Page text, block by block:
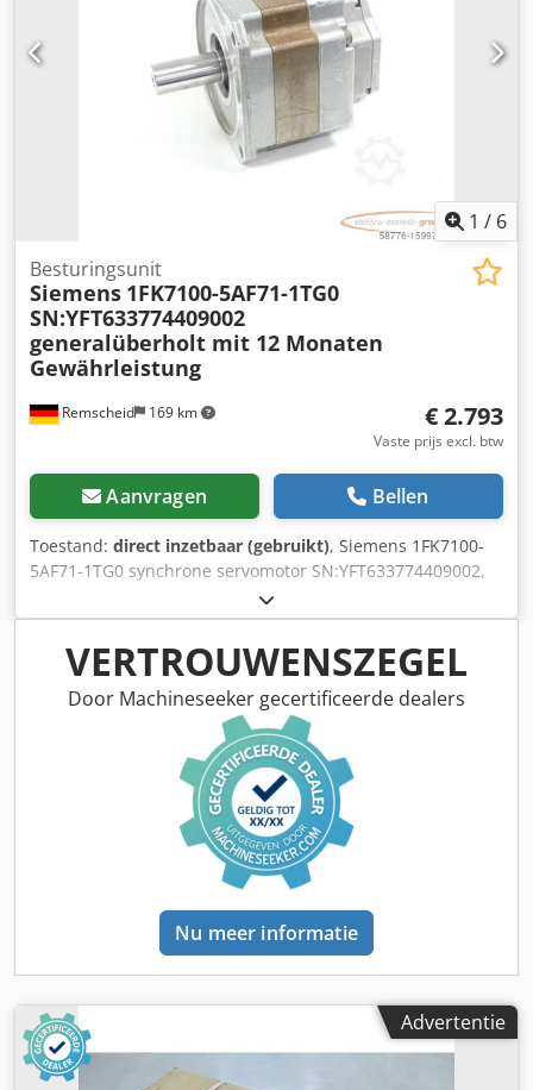
1 / 6
Remscheid 169 km
Besturingsunit
Siemens 1FK7100-5AF71-1TG0
SN:YFT633774409002
generalüberholt mit 12 Monaten
Gewährleistung
€ 2.793
Vaste prijs excl. btw
Aanvragen Bellen
Toestand: direct inzetbaar (gebruikt), Siemens 1FK7100-
5AF71-1TG0 synchrone servomotor SN:YFT633774409002,
vakkundig volledig gereviseerd en getest met 12 maanden
garantie, 100% werkend, leveringsomvang conform foto's,
De overeengekomen verkoopkortingen zijn niet van
toepassing op dit artikel. Vraag apart naar de prijs!
Chodpfx Astkhvyek Toa
VERTROUWENSZEGEL
Door Machineseeker gecertificeerde dealers
Nu meer informatie
Advertentie